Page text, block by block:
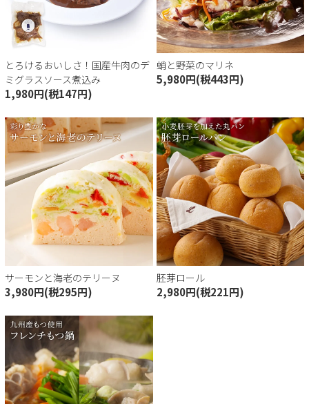
とろけるおいしさ！国産牛肉のデ
ミグラスソース煮込み
1,980円(税147円)
蛸と野菜のマリネ
5,980円(税443円)
サーモンと海老のテリーヌ
3,980円(税295円)
胚芽ロール
2,980円(税221円)